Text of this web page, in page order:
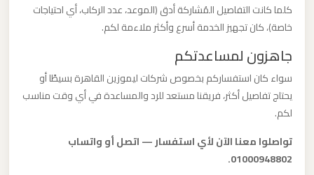
كلما كانت التفاصيل المُشاركة أدق (الموعد، عدد الركاب، أي احتياجات
خاصة)، كان تجهيز الخدمة أسرع وأكثر ملاءمة لكم.
جاهزون لمساعدتكم
سواء كان استفساركم بخصوص شركات ليموزين القاهرة بسيطًا أو
يحتاج تفاصيل أكثر، فريقنا مستعد للرد والمساعدة في أي وقت مناسب
لكم.
تواصلوا معنا الآن لأي استفسار — اتصل أو واتساب
01000948802.
مطار
الغردقة
ليموزين
مطار
العلمين
الجديدة